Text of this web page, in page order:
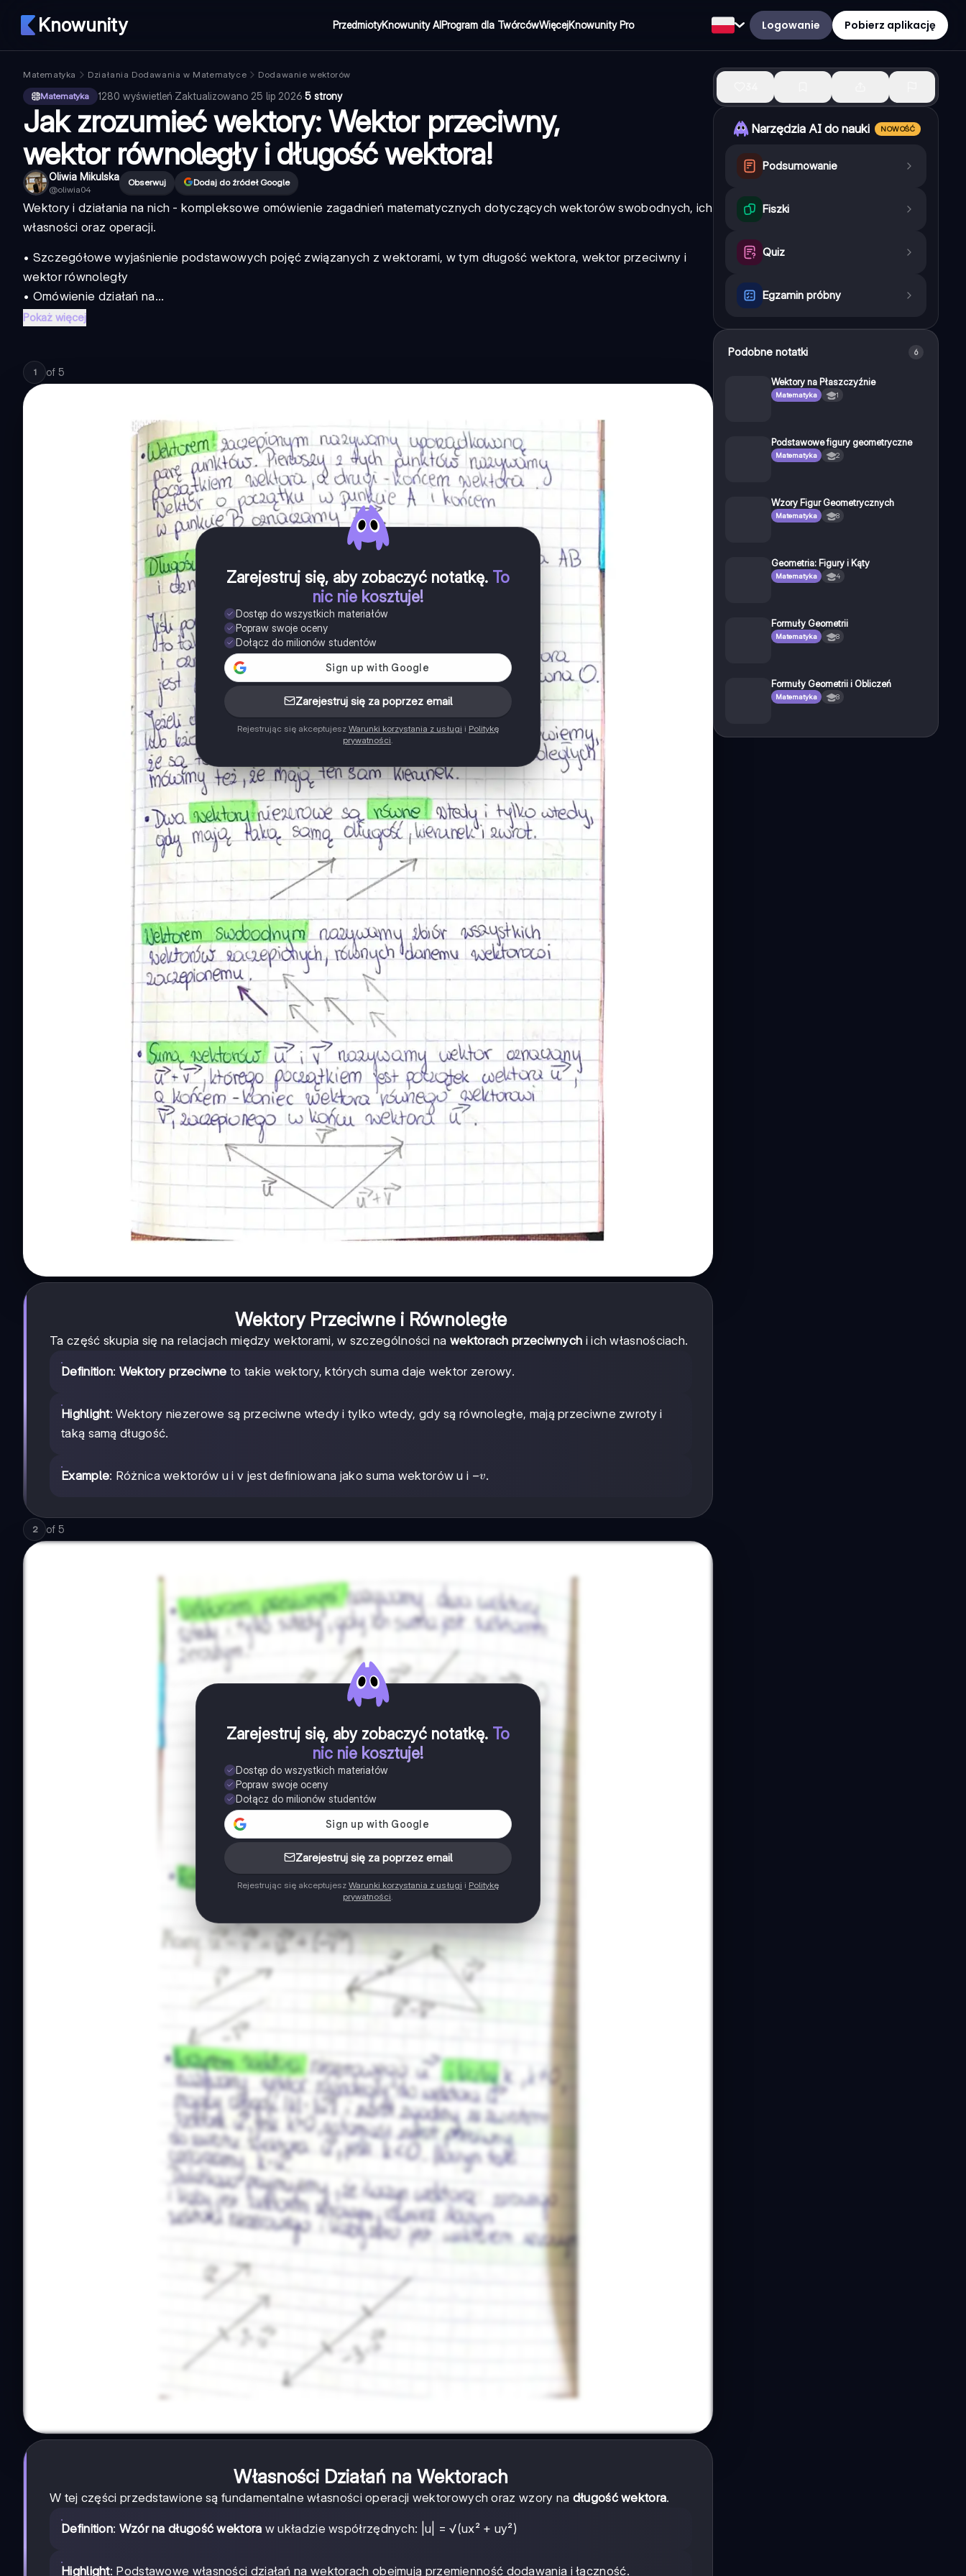
Knowunity PrzedmiotyKnowunity AIProgram dla TwórcówWięcejKnowunity Pro Logowanie Pobierz aplikację
Matematyka Działania Dodawania w Matematyce
Dodawanie wektorów
Matematyka
1280 wyświetleń·Zaktualizowano 25 lip 2026·5 strony
Jak zrozumieć wektory: Wektor przeciwny,
wektor równoległy i długość wektora!
Oliwia Mikulska
@oliwia04
Obserwuj Dodaj do źródeł Google
Wektory i działania na nich - kompleksowe omówienie zagadnień matematycznych dotyczących wektorów swobodnych, ich
własności oraz operacji.
• Szczegółowe wyjaśnienie podstawowych pojęć związanych z wektorami, w tym długość wektora, wektor przeciwny i
wektor równoległy
• Omówienie działań na...
Pokaż więcej
1 of 5
Zarejestruj się, aby zobaczyć notatkę. To
nic nie kosztuje!
Dostęp do wszystkich materiałów
Popraw swoje oceny
Dołącz do milionów studentów
Zarejestruj się za poprzez email
Rejestrując się akceptujesz Warunki korzystania z usługi i Politykę
prywatności
Wektory Przeciwne i Równoległe
Ta część skupia się na relacjach między wektorami, w szczególności na wektorach przeciwnych i ich własnościach.
Definition: Wektory przeciwne to takie wektory, których suma daje wektor zerowy.
Highlight: Wektory niezerowe są przeciwne wtedy i tylko wtedy, gdy są równoległe, mają przeciwne zwroty i
taką samą długość.
Example: Różnica wektorów u i v jest definiowana jako suma wektorów u i -
−v.
2 of 5
Zarejestruj się, aby zobaczyć notatkę. To
nic nie kosztuje!
Dostęp do wszystkich materiałów
Popraw swoje oceny
Dołącz do milionów studentów
Zarejestruj się za poprzez email
Rejestrując się akceptujesz Warunki korzystania z usługi i Politykę
prywatności.
Własności Działań na Wektorach
W tej części przedstawione są fundamentalne własności operacji wektorowych oraz wzory na długość wektora.
Definition: Wzór na długość wektora w układzie współrzędnych: |u| = √(ux² + uy²)
Highlight: Podstawowe własności działań na wektorach obejmują przemienność dodawania i łączność.
Narzędzia AI do nauki NOWOŚĆ
Podsumowanie
Fiszki
Quiz
Egzamin próbny
Podobne notatki 6
Wektory na Płaszczyźnie
Matematyka 1
Podstawowe figury geometryczne
Matematyka 2
Wzory Figur Geometrycznych
Matematyka 8
Geometria: Figury i Kąty
Matematyka 4
Formuły Geometrii
Matematyka 8
Formuły Geometrii i Obliczeń
Matematyka 8